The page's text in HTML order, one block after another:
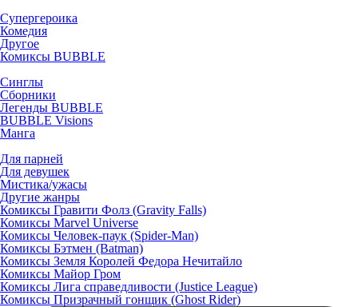
Супергероика
Комедия
Другое
Комиксы BUBBLE
Синглы
Сборники
Легенды BUBBLE
BUBBLE Visions
Манга
Для парней
Для девушек
Мистика/ужасы
Другие жанры
Комиксы Гравити Фолз (Gravity Falls)
Комиксы Marvel Universe
Комиксы Человек-паук (Spider-Man)
Комиксы Бэтмен (Batman)
Комиксы Земля Королей Федора Нечитайло
Комиксы Майор Гром
Комиксы Лига справедливости (Justice League)
Комиксы Призрачный гонщик (Ghost Rider)